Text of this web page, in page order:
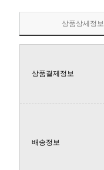
상품상세정보
상품결제정보
배송정보